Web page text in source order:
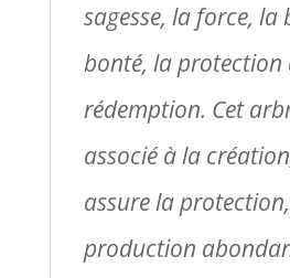
sagesse, la force, la
bonté, la protection
rédemption. Cet
associé à la
assure la
production